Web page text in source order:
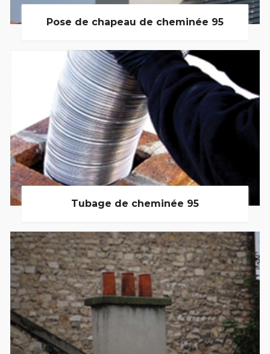
Pose de chapeau de cheminée 95
Tubage de cheminée 95